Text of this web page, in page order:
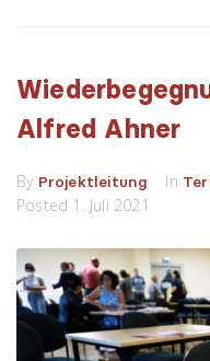
Alfred Ahner
By Projektleitung In
Posted 1. Juli 2021